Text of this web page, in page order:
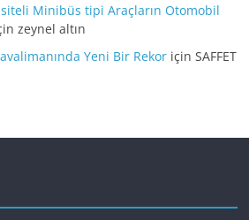
Minibüs tipi Araçların Otomobil
zeynel altın
Yeni Bir Rekor içinSAFFET